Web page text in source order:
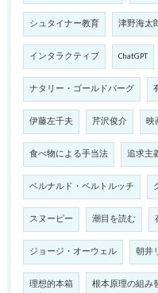
シュタイナー教育 津野海太
インタラクティブ ChatGPT
ナタリー・ゴールドバーグ
伊藤左千夫 芹沢俊介 映
食べ物による手当法 追求主
ベルナルド・ベルトルッチ
スヌーピー 潮目を読む
ジョージ・オーウェル 朝井
理想的本箱 根本原理の組み